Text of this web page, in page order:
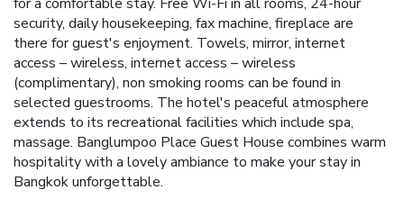
security, daily housekeeping, fax machine, fireplace are
there for guest's enjoyment. Towels, mirror, internet
access – wireless, internet access – wireless
(complimentary), non smoking rooms can be found in
selected guestrooms. The hotel's peaceful atmosphere
extends to its recreational facilities which include spa,
massage. Banglumpoo Place Guest House combines warm
hospitality with a lovely ambiance to make your stay in
Bangkok unforgettable.